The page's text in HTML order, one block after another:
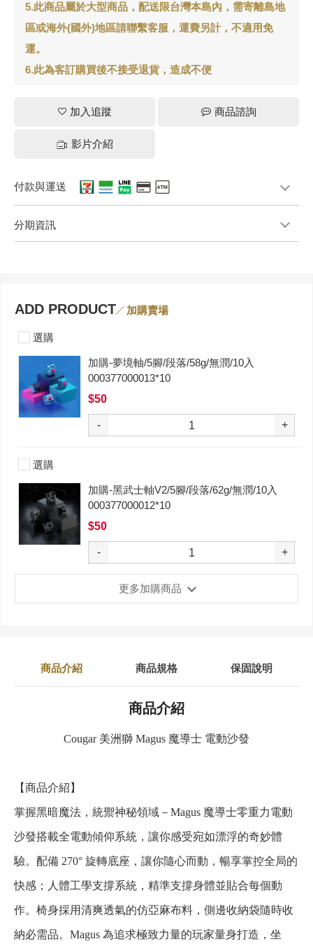
5.此商品屬於大型商品，配送限台灣本島內，需寄離島地
區或海外(國外)地區請聯繫客服，運費另計，不適用免
運。
6.此為客訂購買後不接受退貨，造成不便
加入追蹤 商品諮詢
影片介紹
付款與運送
分期資訊
ADD PRODUCT 加購賣場
選購
加購-夢境軸/5腳/段落/58g/無潤/10入
000377000013*10
$50
- +
選購
加購-黑武士軸V2/5腳/段落/62g/無潤/10入
000377000012*10
$50
- +
更多加購商品
商品介紹 商品規格 保固說明
商品介紹
Cougar 美洲獅 Magus 魔導士 電動沙發
【商品介紹】
掌握黑暗魔法，統禦神秘領域－Magus 魔導士零重力電動
沙發搭載全電動傾仰系統，讓你感受宛如漂浮的奇妙體
驗。配備 270° 旋轉底座，讓你隨心而動，暢享掌控全局的
快感；人體工學支撐系統，精準支撐身體並貼合每個動
作。椅身採用清爽透氣的仿亞麻布料，側邊收納袋隨時收
納必需品。Magus 為追求極致力量的玩家量身打造，坐